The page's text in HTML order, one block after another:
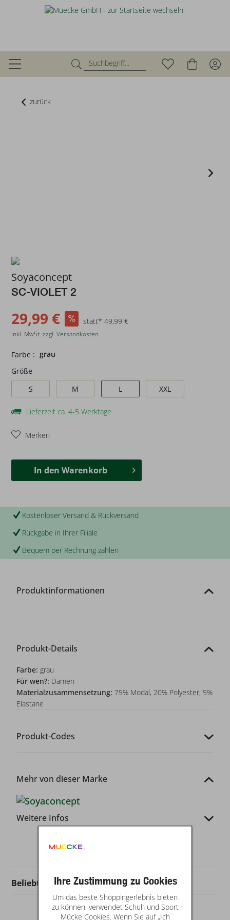
zurück
Soyaconcept
SC-VIOLET 2
29,99 € statt* 49,99 €
inkl. MwSt.zzgl. Versandkosten
Farbe : grau
Größe
S
M L XXL
Lieferzeit ca. 4-5 Werktage
Merken
In den Warenkorb
Kostenloser Versand & Rückversand
Rückgabe in Ihrer Filiale
Bequem per Rechnung zahlen
Produktinformationen
Produkt-Details
Farbe: grau
Für wen?: Damen
Materialzusammensetzung: 75% Modal, 20% Polyester, 5%
Elastane
Produkt-Codes
Mehr von dieser Marke
Weitere Infos
Beliebt in dieser Kategorie
Ihre Zustimmung zu Cookies
Um das beste Shoppingerlebnis bieten
zu können, verwendet Schuh und Sport
Mücke Cookies. Wenn Sie auf „Ich